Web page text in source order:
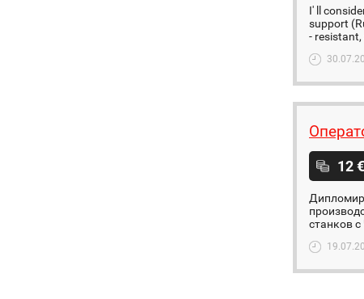
I' ll
support
-
12
станков